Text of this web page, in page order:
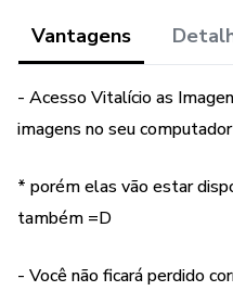
Vantagens
- Acesso Vitalício as
imagens no seu
* porém elas vão estar
também =D
- Você não ficará perdido